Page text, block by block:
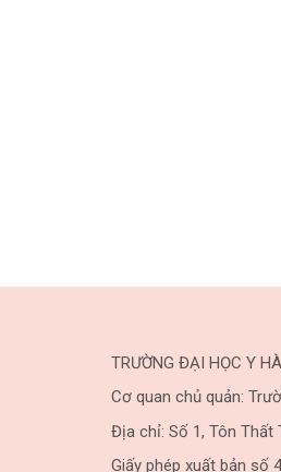
TRƯỜNG ĐẠI HỌC Y
Cơ quan chủ quản:
Địa chỉ: Số 1, Tôn Thất
Giấy phép xuất bản số